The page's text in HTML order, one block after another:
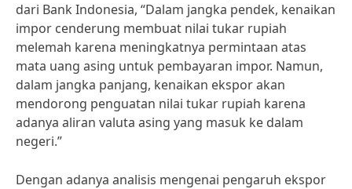
dari Bank Indonesia, “Dalam jangka pendek, kenaikan
impor cenderung membuat nilai tukar rupiah
melemah karena meningkatnya permintaan atas
mata uang asing untuk pembayaran impor. Namun,
dalam jangka panjang, kenaikan ekspor akan
mendorong penguatan nilai tukar rupiah karena
adanya aliran valuta asing yang masuk ke dalam
negeri.”
Dengan adanya analisis mengenai pengaruh ekspor